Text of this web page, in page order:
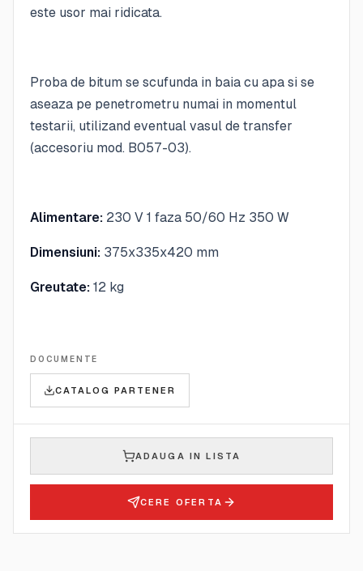
este usor mai ridicata.
Proba de bitum se scufunda in baia cu apa si se
aseaza pe penetrometru numai in momentul
testarii, utilizand eventual vasul de transfer
(accesoriu mod. B057-03).
Alimentare: 230 V 1 faza 50/60 Hz 350 W
Dimensiuni: 375x335x420 mm
Greutate: 12 kg
DOCUMENTE
CATALOG PARTENER
ADAUGA IN LISTA
CERE OFERTA